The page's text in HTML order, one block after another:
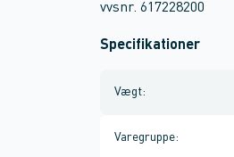
vvsnr. 617228200
Specifikationer
Vægt:
Varegruppe: